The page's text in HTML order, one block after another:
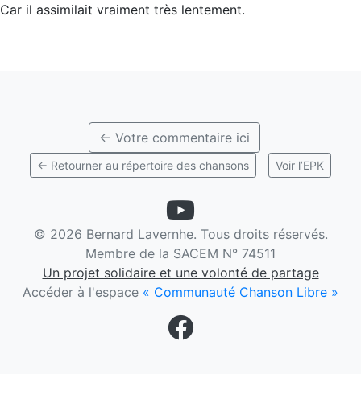
Car il assimilait vraiment très lentement.
← Votre commentaire ici
← Retourner au répertoire des chansons Voir l’EPK
© 2026 Bernard Lavernhe. Tous droits réservés.
Membre de la SACEM N° 74511
Un projet solidaire et une volonté de partage
Accéder à l'espace « Communauté Chanson Libre »